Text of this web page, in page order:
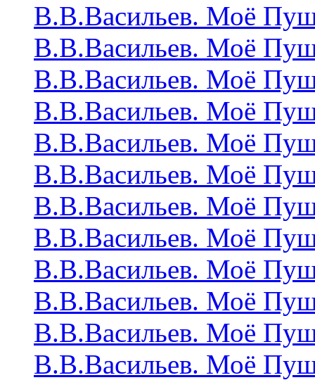
В.В.Васильев. Моё
В.В.Васильев. Моё
В.В.Васильев. Моё
В.В.Васильев. Моё
В.В.Васильев. Моё
В.В.Васильев. Моё
В.В.Васильев. Моё
В.В.Васильев. Моё
В.В.Васильев. Моё
В.В.Васильев. Моё
В.В.Васильев. Моё
В.В.Васильев. Моё